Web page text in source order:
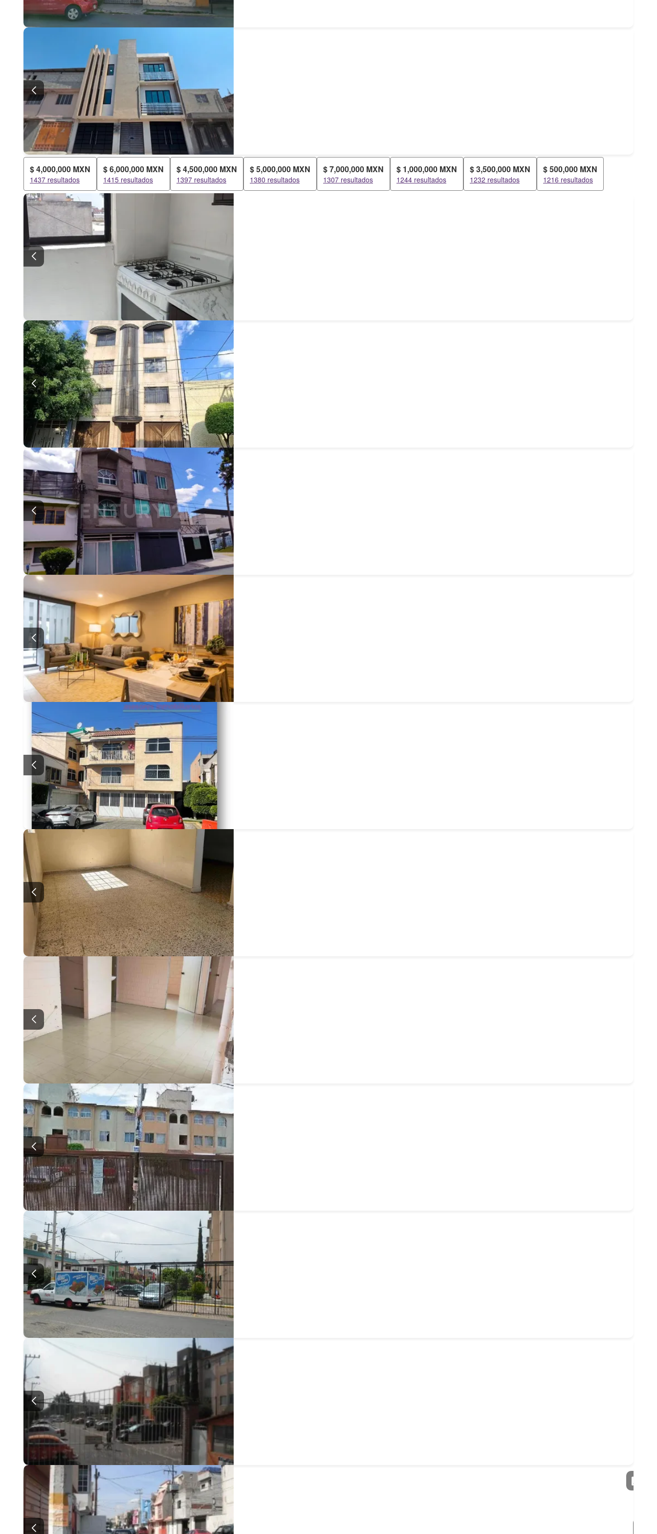
$ 4,000,000 MXN
1437 resultados
$ 6,000,000 MXN
1415 resultados
$ 4,500,000 MXN
1397 resultados
$ 5,000,000 MXN
1380 resultados
$ 7,000,000 MXN
1307 resultados
$ 1,000,000 MXN
1244 resultados
$ 3,500,000 MXN
1232 resultados
$ 500,000 MXN
1216 resultados